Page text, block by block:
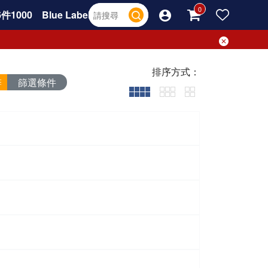
1000
Blue Label
篩選條件
排序方式：